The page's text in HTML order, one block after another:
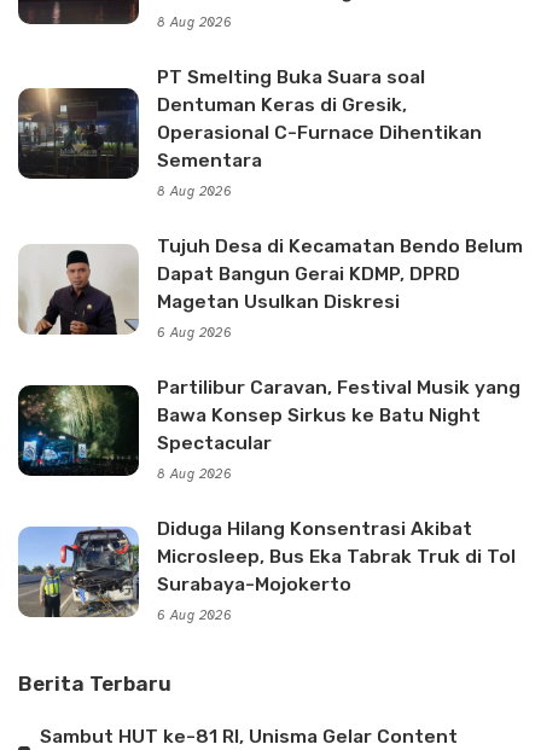
8 Aug 2026
PT Smelting Buka Suara soal
Dentuman Keras di Gresik,
Operasional C-Furnace Dihentikan
Sementara
8 Aug 2026
Tujuh Desa di Kecamatan Bendo Belum
Dapat Bangun Gerai KDMP, DPRD
Magetan Usulkan Diskresi
6 Aug 2026
Partilibur Caravan, Festival Musik yang
Bawa Konsep Sirkus ke Batu Night
Spectacular
8 Aug 2026
Diduga Hilang Konsentrasi Akibat
Microsleep, Bus Eka Tabrak Truk di Tol
Surabaya-Mojokerto
6 Aug 2026
Berita Terbaru
Sambut HUT ke-81 RI, Unisma Gelar Content